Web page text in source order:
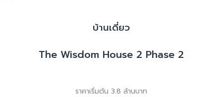
บ้านเดี่ยว
The Wisdom House 2 Phase 2
ราคาเริ่มต้น 3.8 ล้านบาท